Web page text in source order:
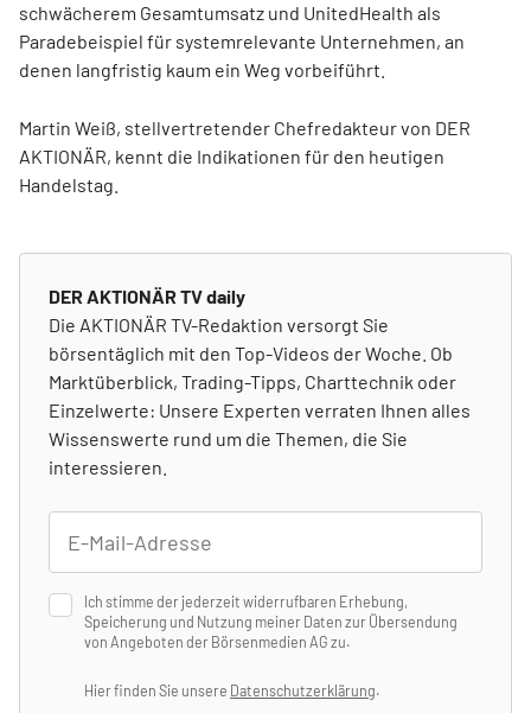
schwächerem Gesamtumsatz und UnitedHealth als
Paradebeispiel für systemrelevante Unternehmen, an
denen langfristig kaum ein Weg vorbeiführt.
Martin Weiß, stellvertretender Chefredakteur von DER
AKTIONÄR, kennt die Indikationen für den heutigen
Handelstag.
DER AKTIONÄR TV daily
Die AKTIONÄR TV-Redaktion versorgt Sie
börsentäglich mit den Top-Videos der Woche. Ob
Marktüberblick, Trading-Tipps, Charttechnik oder
Einzelwerte: Unsere Experten verraten Ihnen alles
Wissenswerte rund um die Themen, die Sie
interessieren.
Ich stimme der jederzeit widerrufbaren Erhebung,
Speicherung und Nutzung meiner Daten zur Übersendung
von Angeboten der Börsenmedien AG zu.
Hier finden Sie unsere Datenschutzerklärung.